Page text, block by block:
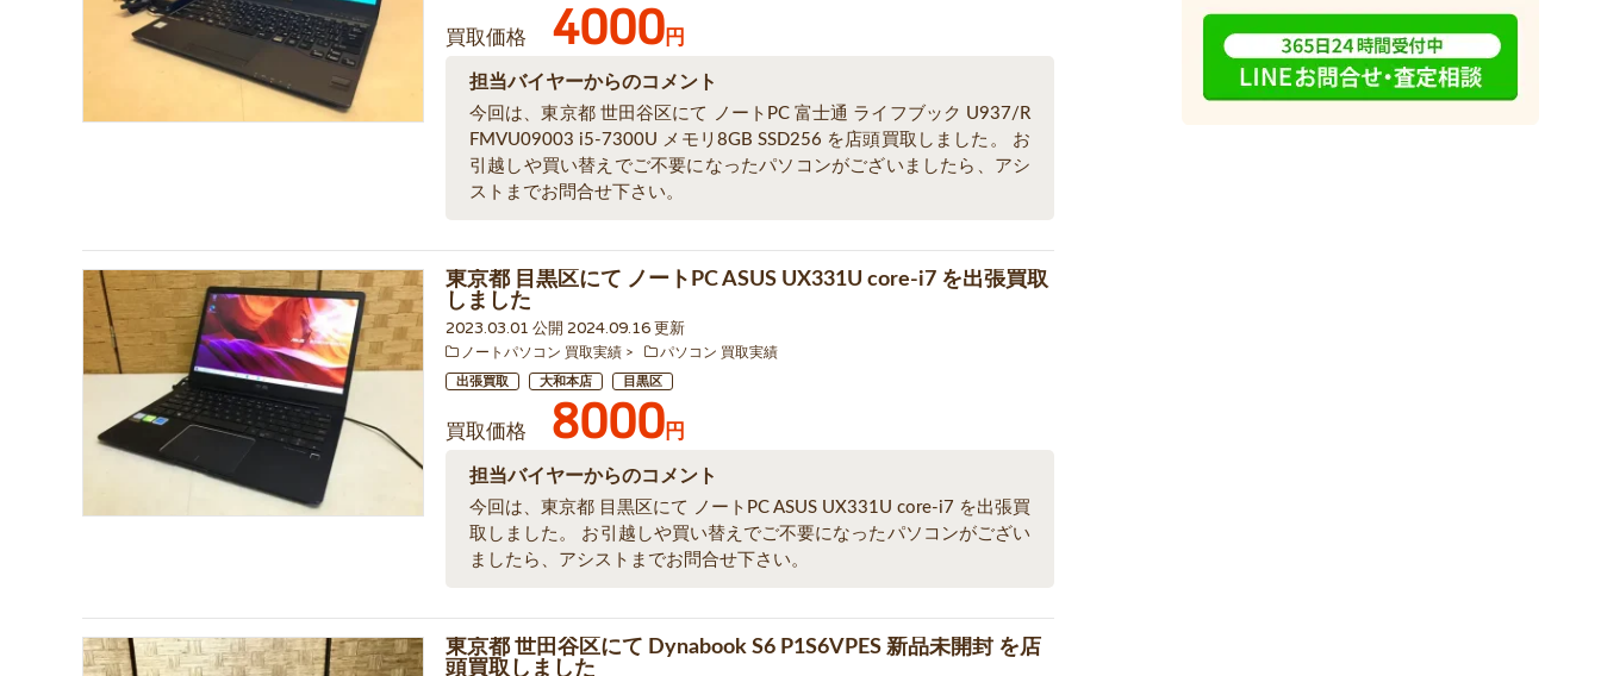
買取価格 4000円
担当バイヤーからのコメント
今回は、東京都 世田谷区にて ノートPC 富士通 ライフブック U937/R
FMVU09003 i5-7300U メモリ8GB SSD256 を店頭買取しました。 お
引越しや買い替えでご不要になったパソコンがございましたら、アシ
ストまでお問合せ下さい。
東京都 目黒区にて ノートPC ASUS UX331U core-i7 を出張買取
しました
2023.03.01 公開 2024.09.16 更新
ノートパソコン 買取実績 パソコン 買取実績
出張買取 大和本店 目黒区
買取価格 8000円
担当バイヤーからのコメント
今回は、東京都 目黒区にて ノートPC ASUS UX331U core-i7 を出張買
取しました。 お引越しや買い替えでご不要になったパソコンがござい
ましたら、アシストまでお問合せ下さい。
東京都 世田谷区にて Dynabook S6 P1S6VPES 新品未開封 を店
頭買取しました